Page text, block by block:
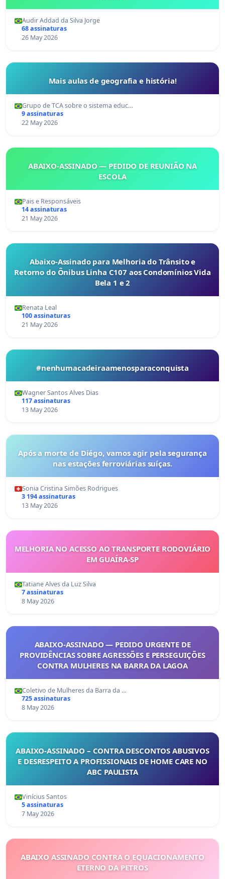
Audir Addad da Silva Jorge
68 assinaturas
26 May 2026
Mais aulas de geografia e história!
Grupo de TCA sobre o sistema educ…
9 assinaturas
22 May 2026
ABAIXO-ASSINADO — PEDIDO DE REUNIÃO NA
ESCOLA
Pais e Responsáveis
14 assinaturas
21 May 2026
Abaixo-Assinado para Melhoria do Trânsito e
Retorno do Ônibus Linha C107 aos Condomínios Vida
Bela 1 e 2
Renata Leal
100 assinaturas
21 May 2026
#nenhumacadeiraamenosparaconquista
Wagner Santos Alves Dias
117 assinaturas
13 May 2026
Após a morte de Diégo, vamos agir pela segurança
nas estações ferroviárias suíças.
Sonia Cristina Simões Rodrigues
3 194 assinaturas
13 May 2026
MELHORIA NO ACESSO AO TRANSPORTE RODOVIÁRIO
EM GUAÍRA-SP
Tatiane Alves da Luz Silva
7 assinaturas
8 May 2026
ABAIXO-ASSINADO — PEDIDO URGENTE DE
PROVIDÊNCIAS SOBRE AGRESSÕES E PERSEGUIÇÕES
CONTRA MULHERES NA BARRA DA LAGOA
Coletivo de Mulheres da Barra da …
725 assinaturas
8 May 2026
ABAIXO-ASSINADO – CONTRA DESCONTOS ABUSIVOS
E DESRESPEITO A PROFISSIONAIS DE HOME CARE NO
ABC PAULISTA
Vinícius Santos
5 assinaturas
7 May 2026
ABAIXO ASSINADO CONTRA O EQUACIONAMENTO
ETERNO DA PETROS